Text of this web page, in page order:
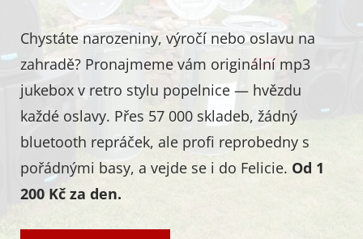
Chystáte narozeniny, výročí nebo oslavu na
zahradě? Pronajmeme vám originální mp3
jukebox v retro stylu popelnice — hvězdu
každé oslavy. Přes 57 000 skladeb, žádný
bluetooth repráček, ale profi reprobedny s
pořádnými basy, a vejde se i do Felicie. Od 1
200 Kč za den.